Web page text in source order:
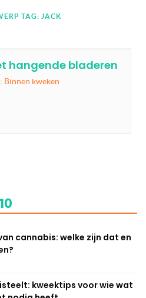
TAG: JACK
hangende bladeren
Binnen kweken
cannabis: welke zijn dat en
kweektips voor wie wat